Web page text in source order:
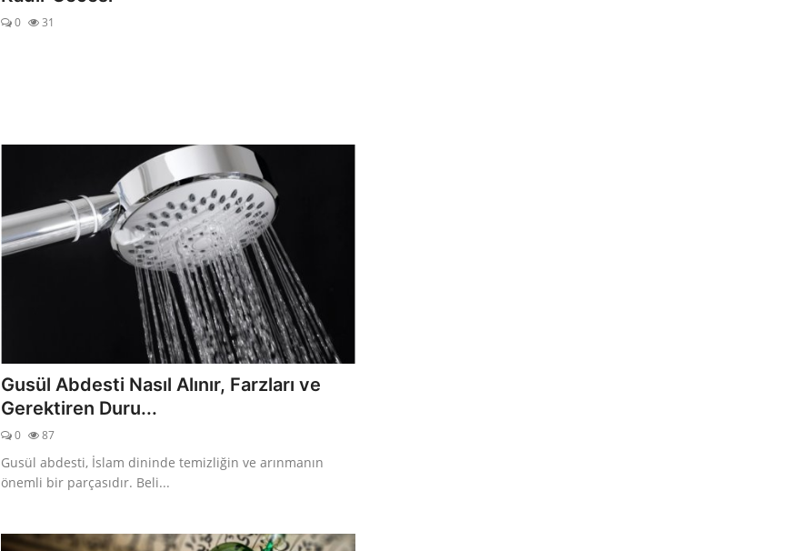
0 31
Gusül Abdesti Nasıl Alınır, Farzları ve
Gerektiren Duru...
0 87
Gusül abdesti, İslam dininde temizliğin ve arınmanın
önemli bir parçasıdır. Beli...